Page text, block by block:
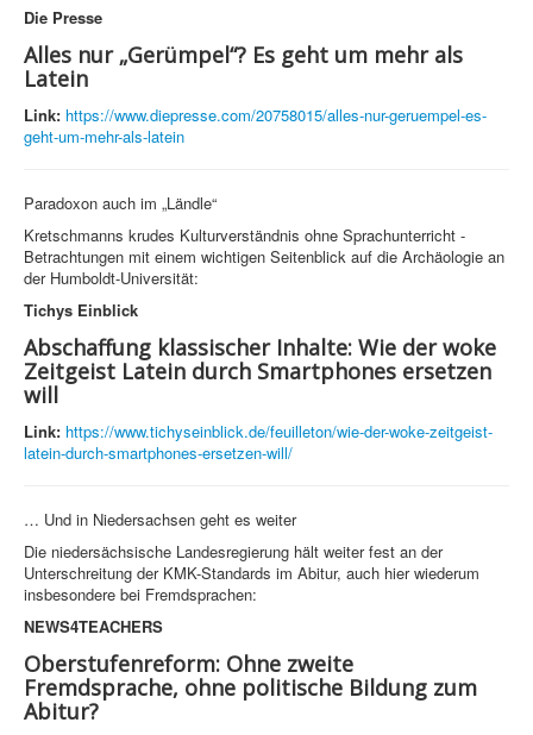
Die Presse
Alles nur „Gerümpel“? Es geht um mehr als
Latein
Link: https://www.diepresse.com/20758015/alles-nur-geruempel-es-
geht-um-mehr-als-latein
Paradoxon auch im „Ländle“
Kretschmanns krudes Kulturverständnis ohne Sprachunterricht -
Betrachtungen mit einem wichtigen Seitenblick auf die Archäologie an
der Humboldt-Universität:
Tichys Einblick
Abschaffung klassischer Inhalte: Wie der woke
Zeitgeist Latein durch Smartphones ersetzen
will
Link: https://www.tichyseinblick.de/feuilleton/wie-der-woke-zeitgeist-
latein-durch-smartphones-ersetzen-will/
… Und in Niedersachsen geht es weiter
Die niedersächsische Landesregierung hält weiter fest an der
Unterschreitung der KMK-Standards im Abitur, auch hier wiederum
insbesondere bei Fremdsprachen:
NEWS4TEACHERS
Oberstufenreform: Ohne zweite
Fremdsprache, ohne politische Bildung zum
Abitur?